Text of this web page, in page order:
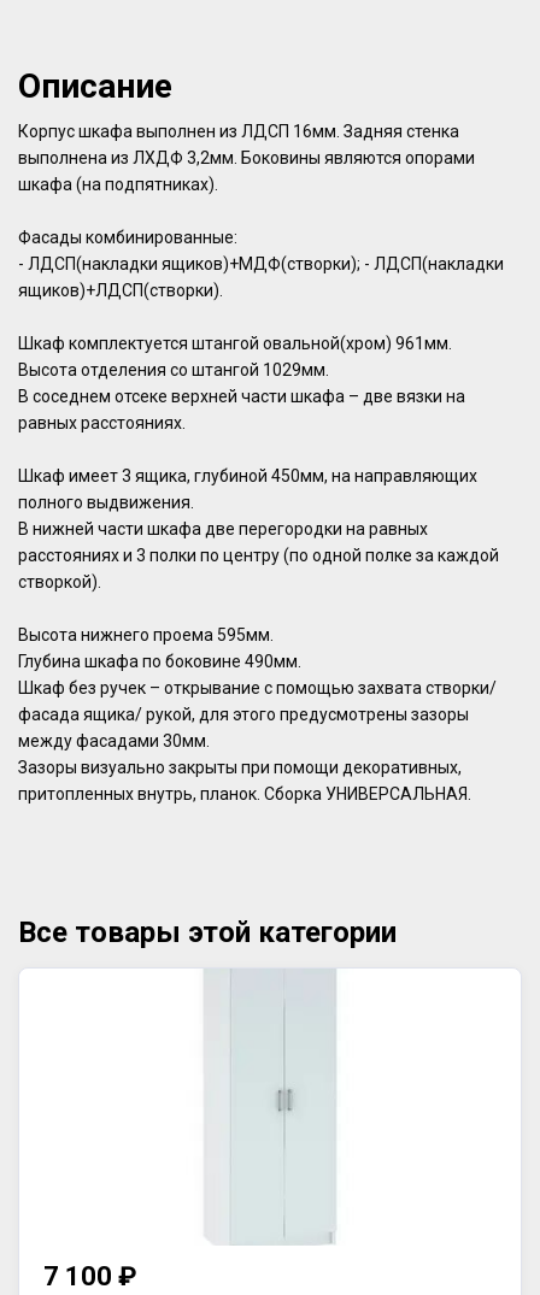
Описание
Корпус шкафа выполнен из ЛДСП 16мм. Задняя стенка
выполнена из ЛХДФ 3,2мм. Боковины являются опорами
шкафа (на подпятниках).
Фасады комбинированные:
- ЛДСП(накладки ящиков)+МДФ(створки); - ЛДСП(накладки
ящиков)+ЛДСП(створки).
Шкаф комплектуется штангой овальной(хром) 961мм.
Высота отделения со штангой 1029мм.
В соседнем отсеке верхней части шкафа – две вязки на
равных расстояниях.
Шкаф имеет 3 ящика, глубиной 450мм, на направляющих
полного выдвижения.
В нижней части шкафа две перегородки на равных
расстояниях и 3 полки по центру (по одной полке за каждой
створкой).
Высота нижнего проема 595мм.
Глубина шкафа по боковине 490мм.
Шкаф без ручек – открывание с помощью захвата створки/
фасада ящика/ рукой, для этого предусмотрены зазоры
между фасадами 30мм.
Зазоры визуально закрыты при помощи декоративных,
притопленных внутрь, планок. Сборка УНИВЕРСАЛЬНАЯ.
Все товары этой категории
7 100 ₽